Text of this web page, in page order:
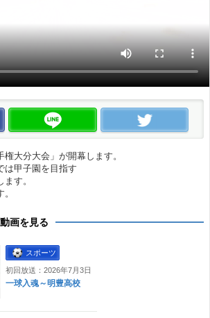
この動画をいいね！ この動画をLINEで送る
権大分大会」が開幕します。
は甲子園を目指す
す。
画を見る
スポーツ
初回放送：2026年7月3日
一球入魂～明豊高校